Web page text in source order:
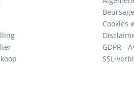
Cookies
GDPR -
SSL-